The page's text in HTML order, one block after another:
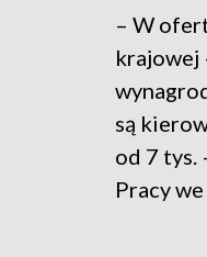
– W
krajowej
są
od 7 tys.
Pracy